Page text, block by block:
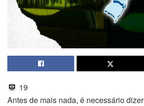
19
Antes de mais nada, é necessário